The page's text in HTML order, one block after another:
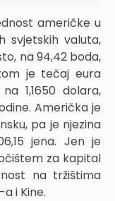
američke u
svjetskih valuta,
na 94,42 boda,
je tečaj eura
1,1650 dolara,
Američka je
pa je njezina
jena. Jen je
za kapital
na tržištima
i Kine.